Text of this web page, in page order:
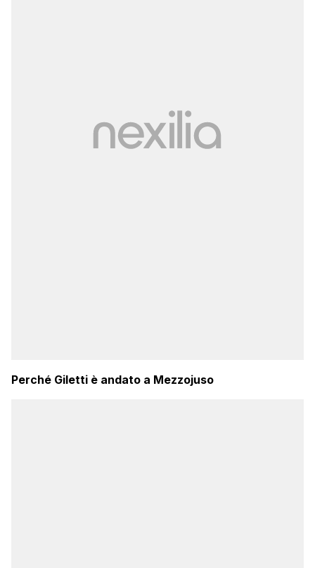
Perché Giletti è andato a Mezzojuso